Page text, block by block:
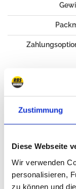
Zustimmung
Diese Webseite
Wir verwenden
personalisieren,
zu können und